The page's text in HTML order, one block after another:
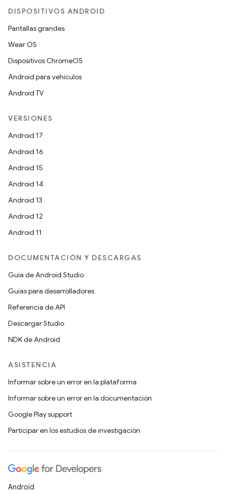
DISPOSITIVOS ANDROID
Pantallas grandes
Wear OS
Dispositivos ChromeOS
Android para vehículos
Android TV
VERSIONES
Android 17
Android 16
Android 15
Android 14
Android 13
Android 12
Android 11
DOCUMENTACIÓN Y DESCARGAS
Guía de Android Studio
Guías para desarrolladores
Referencia de API
Descargar Studio
NDK de Android
ASISTENCIA
Informar sobre un error en la plataforma
Informar sobre un error en la documentación
Google Play support
Participar en los estudios de investigación
Android